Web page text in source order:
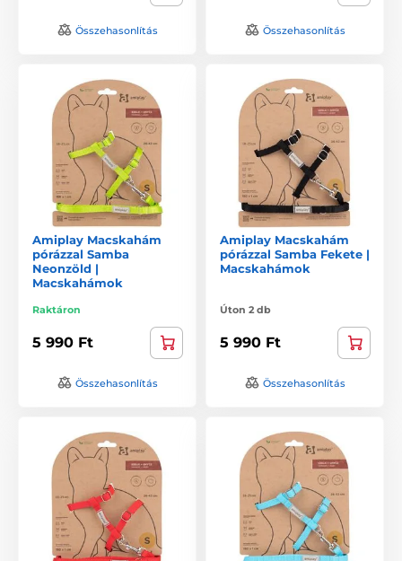
Összehasonlítás Összehasonlítás
Amiplay Macskahám
pórázzal Samba
Neonzöld |
Macskahámok
Raktáron
5 990 Ft
Összehasonlítás
Amiplay Macskahám
pórázzal Samba Fekete |
Macskahámok
Úton 2 db
5 990 Ft
Összehasonlítás